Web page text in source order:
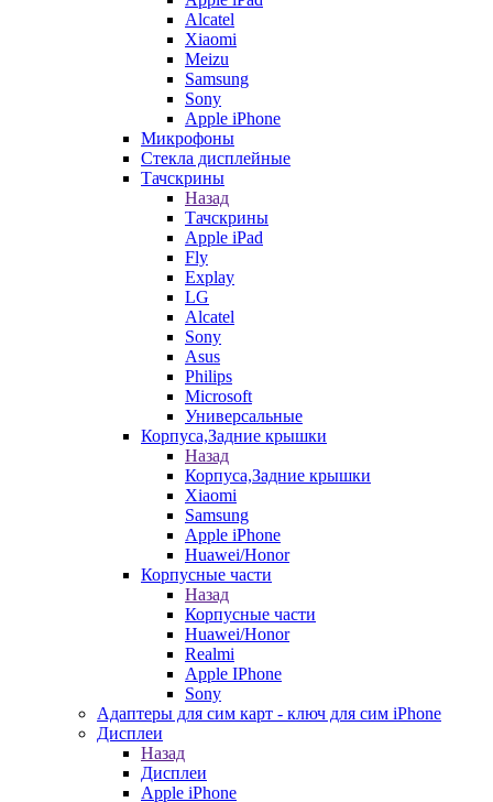
Alcatel
Xiaomi
Meizu
Samsung
Sony
Apple iPhone
Микрофоны
Стекла дисплейные
Тачскрины
Назад
Тачскрины
Apple iPad
Fly
Explay
LG
Alcatel
Sony
Asus
Philips
Microsoft
Универсальные
Корпуса,Задние крышки
Назад
Корпуса,Задние крышки
Xiaomi
Samsung
Apple iPhone
Huawei/Honor
Корпусные части
Назад
Корпусные части
Huawei/Honor
Realmi
Apple IPhone
Sony
Адаптеры для сим карт - ключ для сим iPhone
Дисплеи
Назад
Дисплеи
Apple iPhone